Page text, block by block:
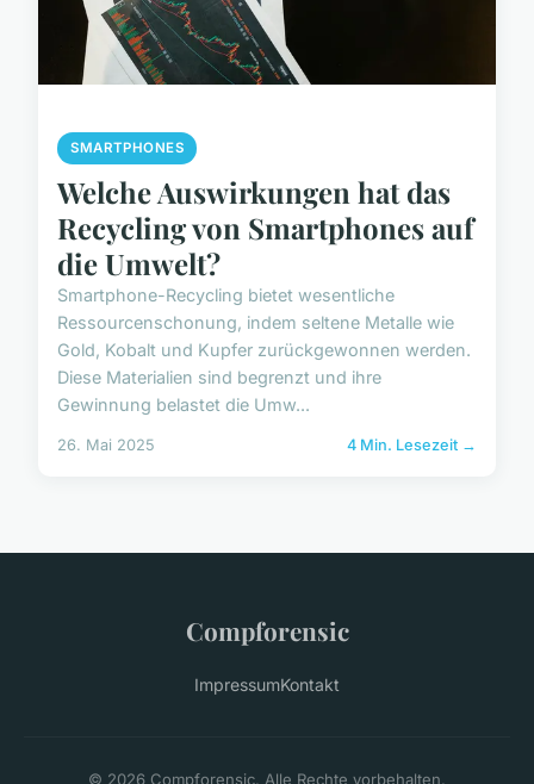
SMARTPHONES
Welche Auswirkungen hat das
Recycling von Smartphones auf
die Umwelt?
Smartphone-Recycling bietet wesentliche
Ressourcenschonung, indem seltene Metalle wie
Gold, Kobalt und Kupfer zurückgewonnen werden.
Diese Materialien sind begrenzt und ihre
Gewinnung belastet die Umw...
26. Mai 2025 4 Min. Lesezeit →
Compforensic
ImpressumKontakt
© 2026 Compforensic. Alle Rechte vorbehalten.